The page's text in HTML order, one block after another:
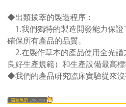
◆出類拔萃的製造程序：
1.我們獨特的製造開發能力保證
確保所有產品的品質。
2.在製作草本的產品使用全光
良好生產規範）和生產設備最高標
◆我們的產品研究臨床實驗從來沒